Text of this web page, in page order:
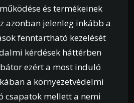
és termékeinek
azonban jelenleg inkább a
fenntartható kezelését
kérdések háttérben
ezért a most induló
a környezetvédelmi
csapatok mellett a nemi